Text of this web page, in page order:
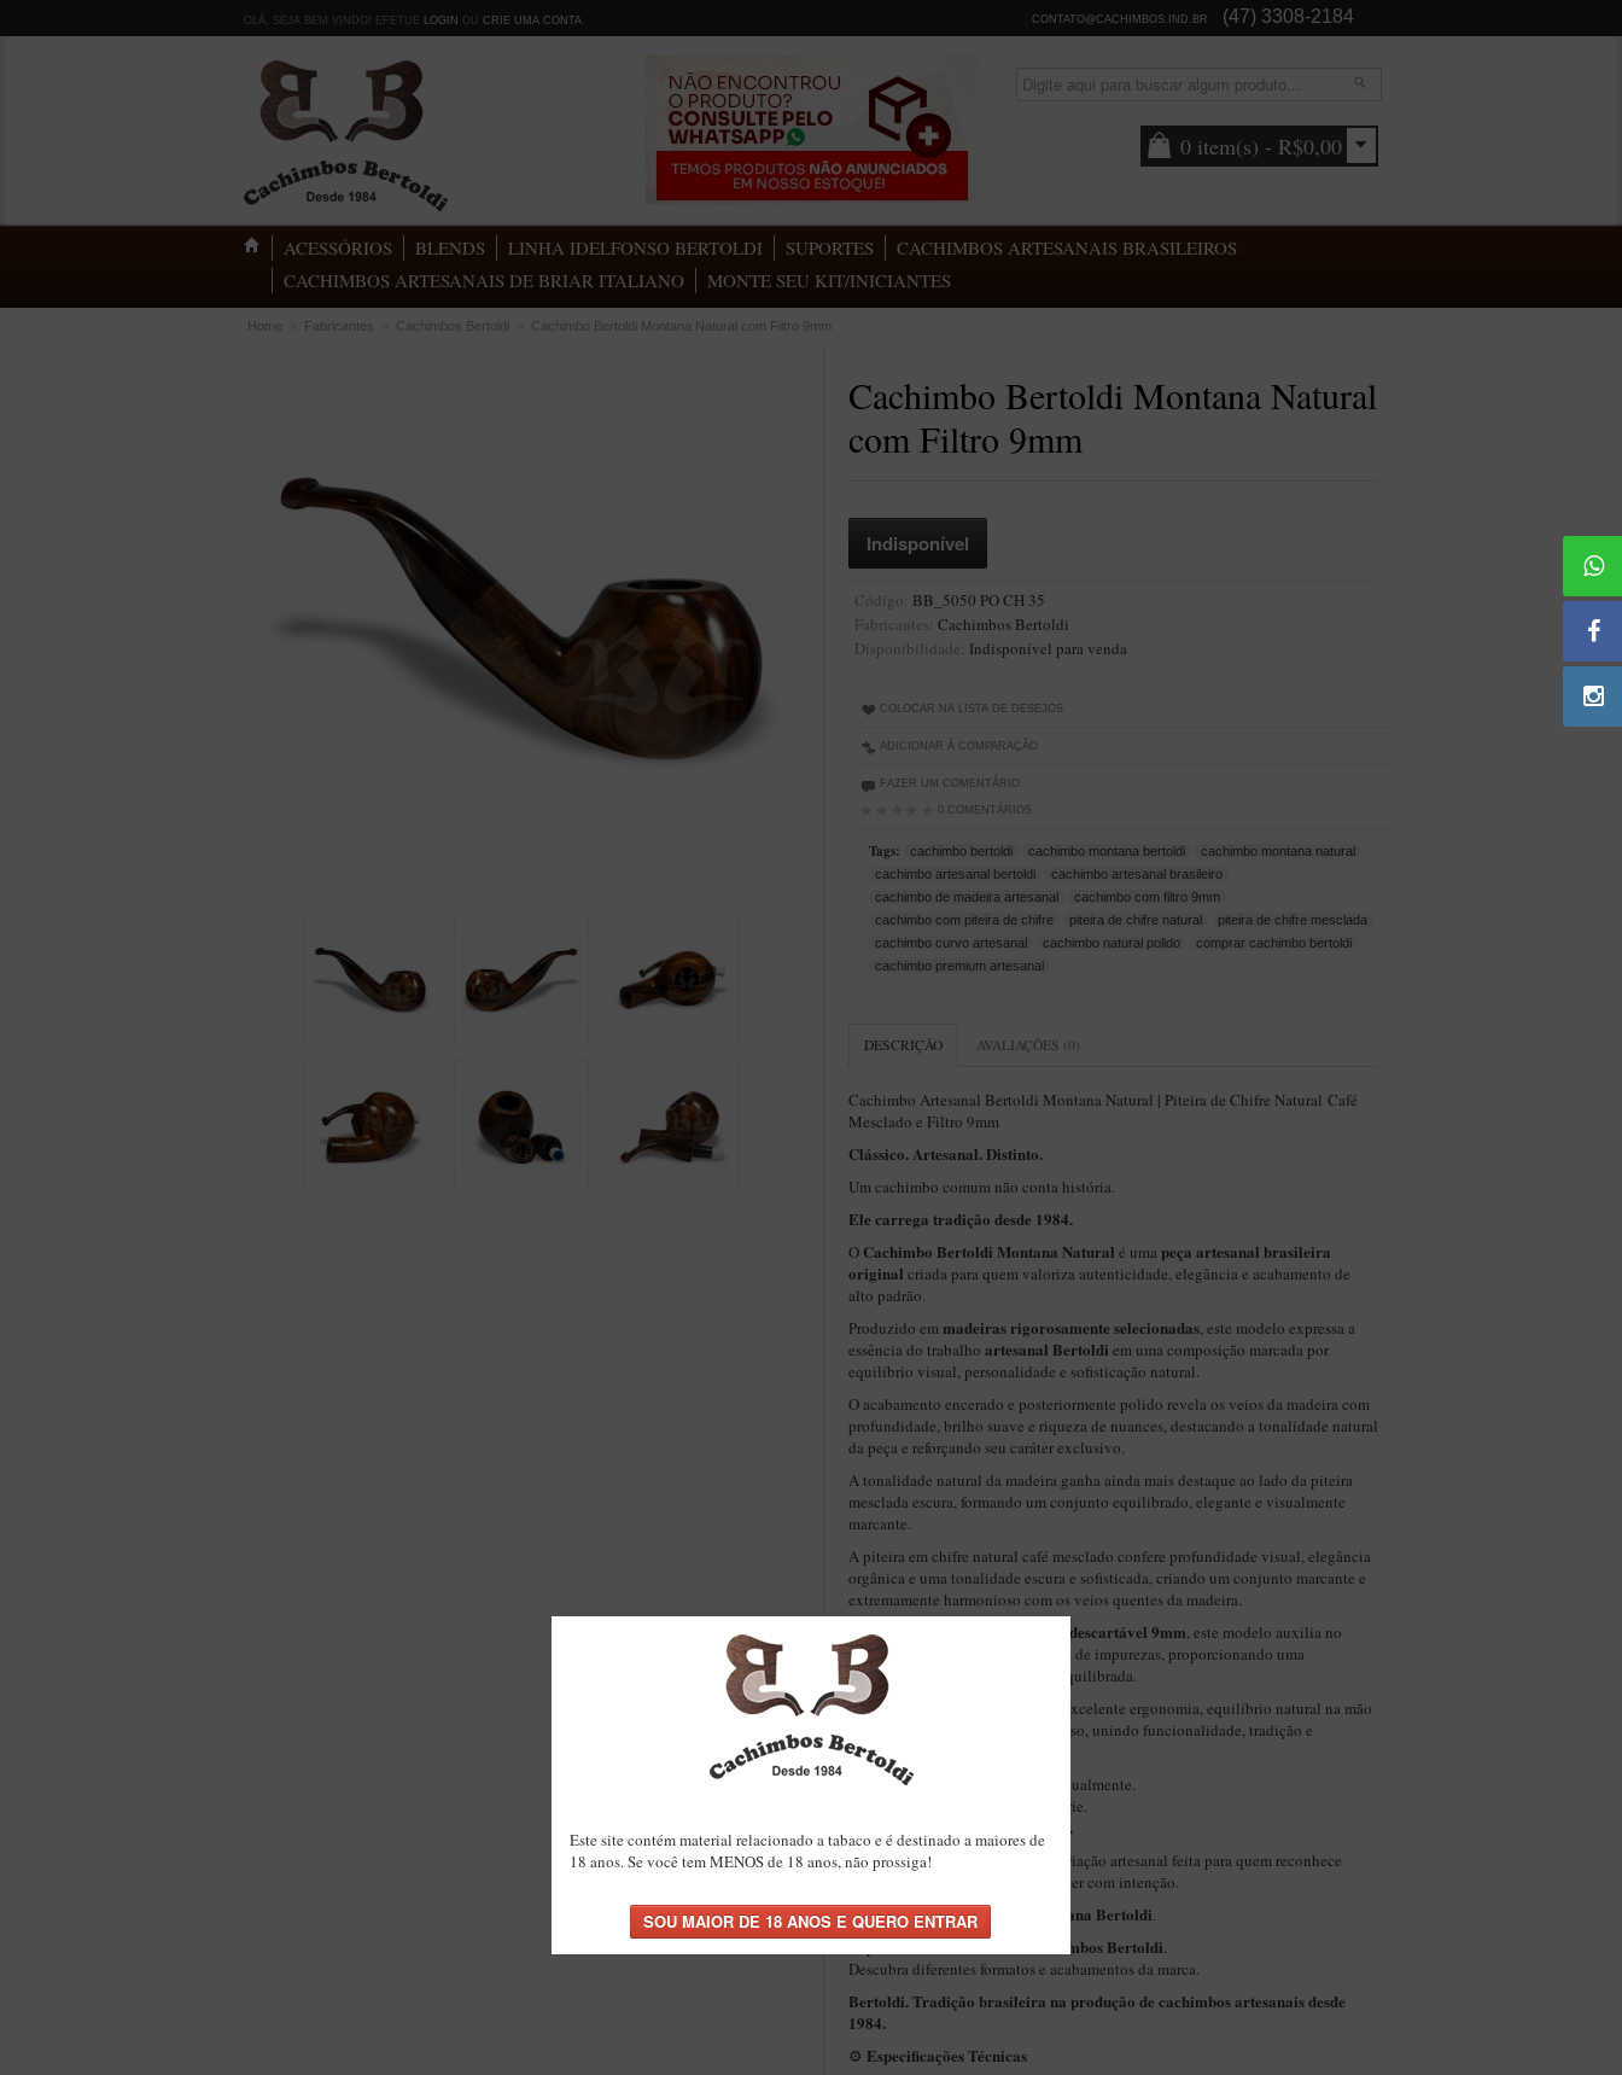
CONTATO@CACHIMBOS.IND.BR (47) 3308-2184
OLÁ, SEJA BEM VINDO! EFETUE LOGIN OU CRIE UMA CONTA.
0 item(s) - R$0,00
ACESSÓRIOS BLENDS LINHA IDELFONSO BERTOLDI SUPORTES
CACHIMBOS ARTESANAIS BRASILEIROS
CACHIMBOS ARTESANAIS DE BRIAR ITALIANO
MONTE SEU KIT/INICIANTES
Home Fabricantes Cachimbos Bertoldi Cachimbo Bertoldi Montana Natural com Filtro 9mm
Cachimbo Bertoldi Montana Natural
com Filtro 9mm
Código: BB_5050 PO CH 35
Fabricantes: Cachimbos Bertoldi
Disponibilidade: Indisponível para venda
COLOCAR NA LISTA DE DESEJOS
ADICIONAR À COMPARAÇÃO
FAZER UM COMENTÁRIO
0 COMENTÁRIOS
Tags: cachimbo bertoldi cachimbo montana bertoldi
cachimbo montana natural
cachimbo artesanal bertoldi
cachimbo artesanal brasileiro
cachimbo de madeira artesanal
cachimbo com filtro 9mm
cachimbo com piteira de chifre
piteira de chifre natural
piteira de chifre mesclada
cachimbo curvo artesanal
cachimbo natural polido
comprar cachimbo bertoldi
cachimbo premium artesanal
DESCRIÇÃO AVALIAÇÕES (0)
Cachimbo Artesanal Bertoldi Montana Natural | Piteira de Chifre Natural Café
Mesclado e Filtro 9mm
Clássico. Artesanal. Distinto.
Um cachimbo comum não conta história.
Ele carrega tradição desde 1984.
O Cachimbo Bertoldi Montana Natural é uma peça artesanal brasileira
original criada para quem valoriza autenticidade, elegância e acabamento de
alto padrão.
Produzido emmadeiras rigorosamente selecionadas, este modelo expressa a
essência do trabalho artesanal Bertoldi em uma composição marcada por
equilíbrio visual, personalidade e sofisticação natural.
O acabamento encerado e posteriormente polido revela os veios da madeira com
profundidade, brilho suave e riqueza de nuances, destacando a tonalidade natural
da peça e reforçando seu caráter exclusivo.
A tonalidade natural da madeira ganha ainda mais destaque ao lado da piteira
mesclada escura, formando um conjunto equilibrado, elegante e visualmente
marcante.
A piteira em chifre natural café mesclado confere profundidade visual, elegância
orgânica e uma tonalidade escura e sofisticada, criando um conjunto marcante e
extremamente harmonioso com os veios quentes da madeira.
Compatível com sistema de
filtro descartável 9mm, este modelo auxilia no
controle da umidade e na retenção de impurezas, proporcionando uma
experiência mais limpa, suave e equilibrada.
O formato curvo clássico oferece excelente ergonomia, equilíbrio natural na mão
e conforto prolongado durante o uso, unindo funcionalidade, tradição e
elegância em uma só peça.
Cada unidade é produzida individualmente.
Sem moldes. Sem produção em série.
Você recebe uma peça com alma.
Mais do que um cachimbo, uma criação artesanal feita para quem reconhece
valor nos detalhes e prefere escolher com intenção.
Este modelo integra a linha
Montana Bertoldi.
outros modelos de cachimbos Bertoldi.
Descubra diferentes formatos e acabamentos da marca.
Bertoldi. Tradição brasileira na produção de cachimbos artesanais desde
1984.
⚙️ Especificações Técnicas
Este site contém material relacionado a tabaco e é destinado a maiores de
18 anos. Se você tem MENOS de 18 anos, não prossiga!